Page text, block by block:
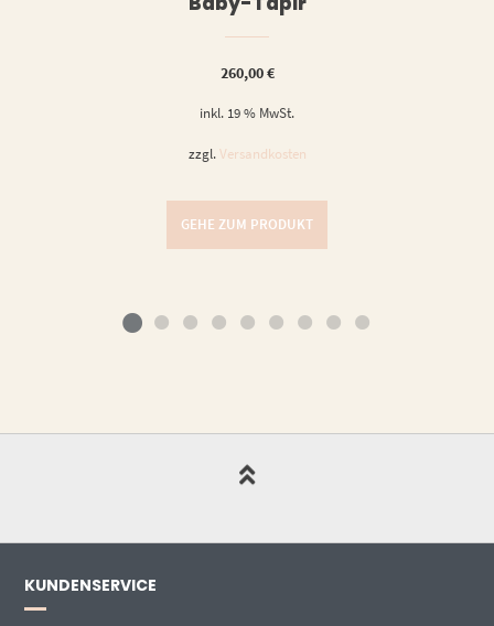
260,00€
inkl. 19 % MwSt.
zzgl. Versandkosten
GEHE ZUM PRODUKT
KUNDENSERVICE